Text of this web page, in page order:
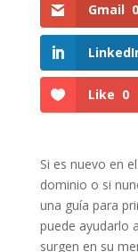
Gmail 0
Like 0
Si es nuevo en
dominio o si
una guía para
puede ayudarlo
surgen en su